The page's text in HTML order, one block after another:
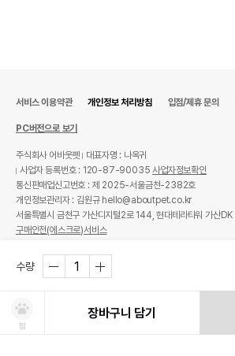
수량
찜
장바구니 담기
서비스 이용약관 개인정보 처리방침 입점/제휴 문의
PC버전으로 보기
주식회사 어바웃펫
대표자명 : 나옥귀
사업자 등록번호 : 120-87-90035사업자정보확인
통신판매업신고번호 : 제 2025-서울금천-2382호
개인정보관리자 : 김원규 hello@aboutpet.co.kr
서울특별시 금천구 가산디지털2로 144, 현대테라타워 가산
구매안전(에스크로)서비스